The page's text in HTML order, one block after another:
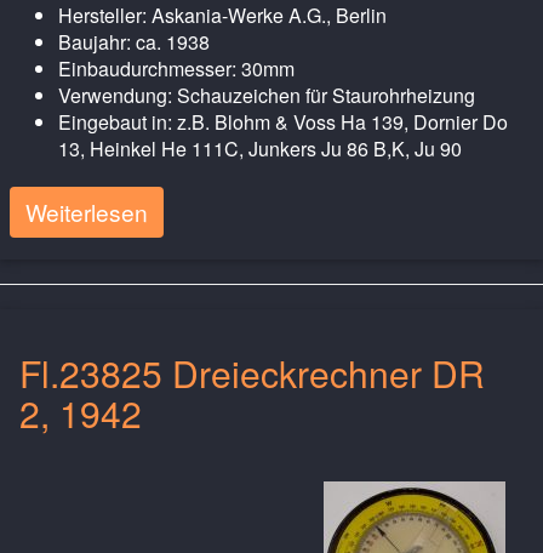
Hersteller: Askania-Werke A.G., Berlin
Baujahr: ca. 1938
Einbaudurchmesser: 30mm
Verwendung: Schauzeichen für Staurohrheizung
Eingebaut in: z.B. Blohm & Voss Ha 139, Dornier Do
13, Heinkel He 111C, Junkers Ju 86 B,K, Ju 90
Weiterlesen
Fl.23825 Dreieckrechner DR
2, 1942